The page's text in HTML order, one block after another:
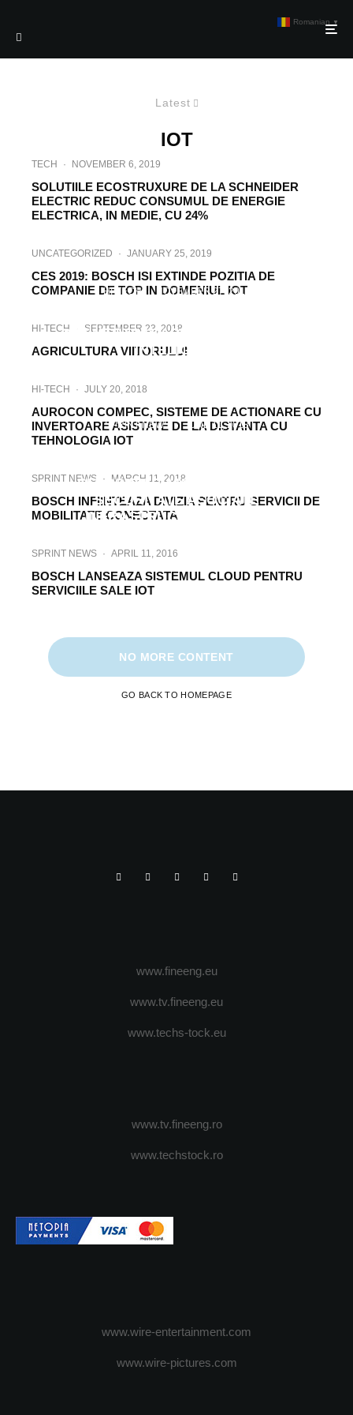
Latest
IOT
TECH · NOVEMBER 6, 2019
SOLUTIILE ECOSTRUXURE DE LA SCHNEIDER
ELECTRIC REDUC CONSUMUL DE ENERGIE
ELECTRICA, IN MEDIE, CU 24%
UNCATEGORIZED · JANUARY 25, 2019
CES 2019: BOSCH ISI EXTINDE POZITIA DE
COMPANIE DE TOP IN DOMENIUL IOT
HI-TECH · NOVEMBER 27, 2018
CONNECTIVITY PENTRU ORASUL
INTELIGENT
HI-TECH SEPTEMBER 23, 2018
AGRICULTURA VIITORULUI
HI-TECH · JULY 20, 2018
AUROCON COMPEC, SISTEME DE ACTIONARE CU
INVERTOARE ASISTATE DE LA DISTANTA CU
TEHNOLOGIA IOT
SPRINT NEWS · JUNE 11, 2018
SI POSIBILE AMENINTARI DE
SECURITATE ASOCIATE
INFRASTRUCTURII CLOUD
SPRINT NEWS · MARCH 11, 2018
BOSCH INFIINTEAZA DIVIZIA PENTRU SERVICII DE
MOBILITATE CONECTATA
SPRINT NEWS · APRIL 11, 2016
BOSCH LANSEAZA SISTEMUL CLOUD PENTRU
SERVICIILE SALE IOT
NO MORE CONTENT
GO BACK TO HOMEPAGE
www.fineeng.eu
www.tv.fineeng.eu
www.techs-tock.eu
www.tv.fineeng.ro
www.techstock.ro
www.wire-entertainment.com
www.wire-pictures.com
Romanian ▼